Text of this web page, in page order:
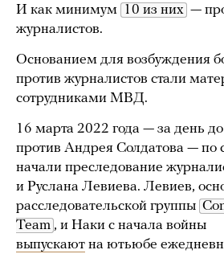
И как минимум 10 из них —
журналистов.
Основанием для возбуждения
против журналистов стали
сотрудниками МВД.
16 марта 2022 года — за день
против Андрея Солдатова — по
начали преследование
и Руслана Левиева. Левиев,
расследовательской группы
Team , и Наки с начала войны
выпускают на ютьюбе